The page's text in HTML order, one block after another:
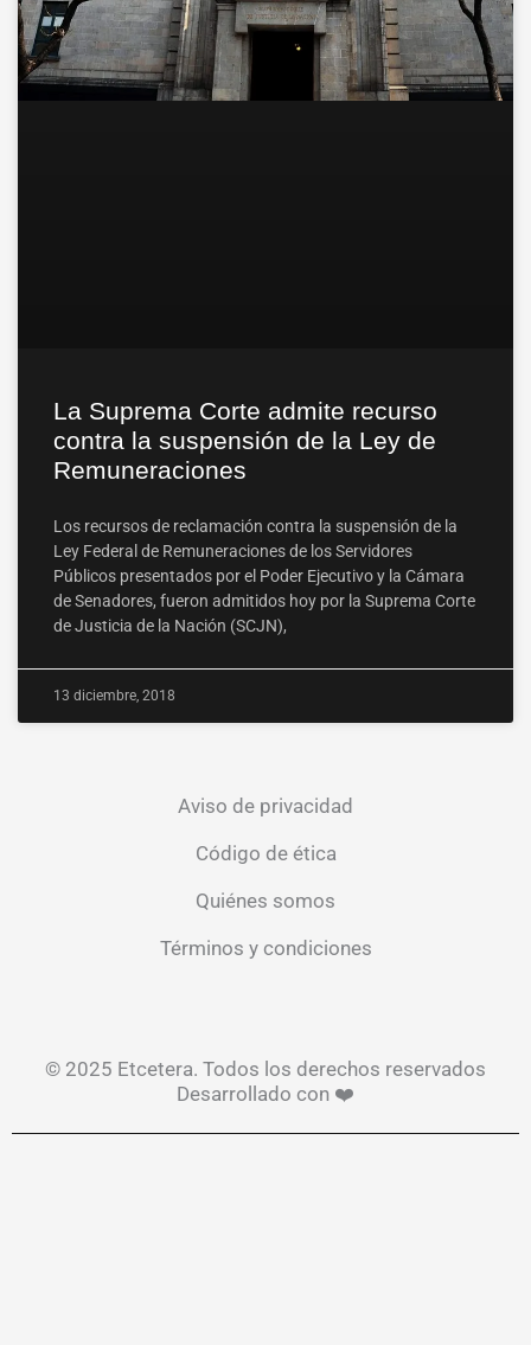
La Suprema Corte admite recurso
contra la suspensión de la Ley de
Remuneraciones
Los recursos de reclamación contra la suspensión de la
Ley Federal de Remuneraciones de los Servidores
Públicos presentados por el Poder Ejecutivo y la Cámara
de Senadores, fueron admitidos hoy por la Suprema Corte
de Justicia de la Nación (SCJN),
13 diciembre, 2018
Aviso de privacidad
Código de ética
Quiénes somos
Términos y condiciones
© 2025 Etcetera. Todos los derechos reservados
Desarrollado con ❤️